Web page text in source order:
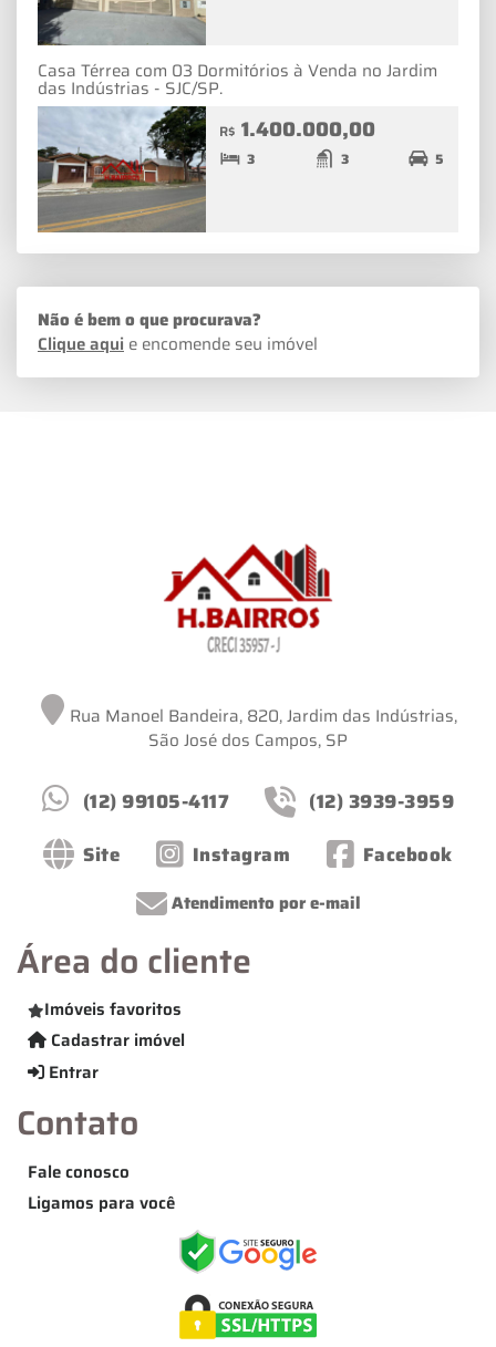
Casa Térrea com 03 Dormitórios à Venda no Jardim
das Indústrias - SJC/SP.
R$ 1.400.000,00
3 3 5
Não é bem o que procurava?
Clique aqui e encomende seu imóvel
Rua Manoel Bandeira, 820, Jardim das Indústrias,
São José dos Campos, SP
(12) 99105-4117
(12) 3939-3959
Site
Instagram Facebook
Atendimento por e-mail
Área do cliente
Imóveis favoritos
Cadastrar imóvel
Entrar
Contato
Fale conosco
Ligamos para você